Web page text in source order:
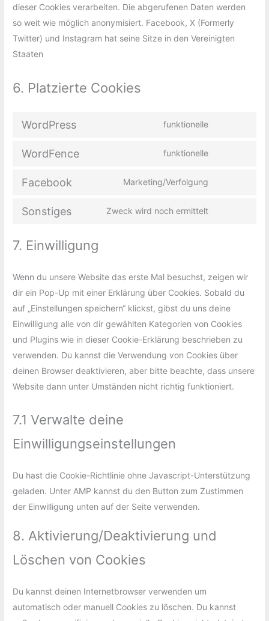
dieser Cookies verarbeiten. Die abgerufenen Daten werden
so weit wie möglich anonymisiert. Facebook, X (Formerly
Twitter) und Instagram hat seine Sitze in den Vereinigten
Staaten
6. Platzierte Cookies
WordPress funktionelle
WordFence funktionelle
Facebook Marketing/Verfolgung
Sonstiges Zweck wird noch ermittelt
7. Einwilligung
Wenn du unsere Website das erste Mal besuchst, zeigen wir
dir ein Pop-Up mit einer Erklärung über Cookies. Sobald du
auf „Einstellungen speichern“ klickst, gibst du uns deine
Einwilligung alle von dir gewählten Kategorien von Cookies
und Plugins wie in dieser Cookie-Erklärung beschrieben zu
verwenden. Du kannst die Verwendung von Cookies über
deinen Browser deaktivieren, aber bitte beachte, dass unsere
Website dann unter Umständen nicht richtig funktioniert.
7.1 Verwalte deine
Einwilligungseinstellungen
Du hast die Cookie-Richtlinie ohne Javascript-Unterstützung
geladen. Unter AMP kannst du den Button zum Zustimmen
der Einwilligung unten auf der Seite verwenden.
8. Aktivierung/Deaktivierung und
Löschen von Cookies
Du kannst deinen Internetbrowser verwenden um
automatisch oder manuell Cookies zu löschen. Du kannst